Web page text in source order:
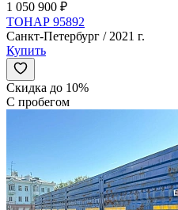
1 050 900 ₽
ТОНАР 95892
Санкт-Петербург / 2021 г.
Купить
Скидка до 10%
С пробегом